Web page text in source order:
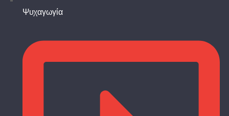
Ψυχαγωγία